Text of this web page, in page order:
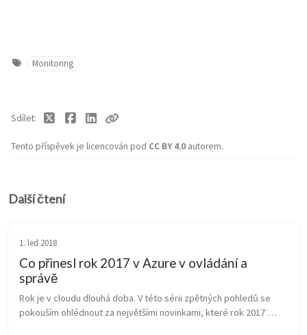
Monitoring
Tento příspěvek je licencován pod CC BY 4.0 autorem.
Sdílet
Další čtení
1. led 2018
Co přinesl rok 2017 v Azure v ovládání a
správě
Rok je v cloudu dlouhá doba. V této sérii zpětných pohledů se
pokouším ohlédnout za největšími novinkami, které rok 2017